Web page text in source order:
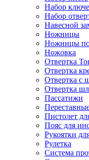
Набор
Набор
Навесной
Ножницы
Ножницы по
Ножовка
Отвертка
Отвертка
Отвертка с
Отвертка
Пассатижи
Пистолет
Пояс для
Рукоятки
Рулетка
Система